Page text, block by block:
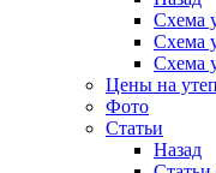
Схема
Схема
Схема
Цены на
Фото
Статьи
Назад